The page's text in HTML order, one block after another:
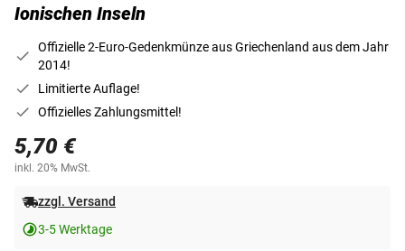
Ionischen Inseln
Offizielle 2-Euro-Gedenkmünze aus Griechenland aus dem Jahr
2014!
Limitierte Auflage!
Offizielles Zahlungsmittel!
5,70 €
inkl. 20% MwSt.
zzgl. Versand
3-5 Werktage